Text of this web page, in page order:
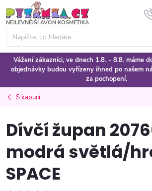
na
obsah
Vážení zákazníci, ve dnech 1.8. - 8.8. máme
objednávky budou vyřízeny ihned po našem
za pochopení.
S kapucí
Dívčí župan
modrá světlá/
SPACE